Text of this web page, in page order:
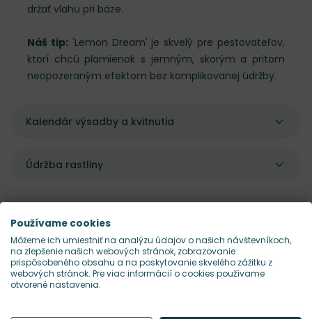
držať vlahu pri báze.
Náš tip: 'Lemon Dream' je skvelý pre pestovateľov,
ktorí chcú plamienok s jemným, skorým a pritom
neopozeraným efektom bez komplikovanej údržby.
Kalendár výsadby a kvitnutia
Údržba rastliny
Pekne sa dopĺňajú s
Používame cookies
Môžeme ich umiestniť na analýzu údajov o našich návštevníkoch,
na zlepšenie našich webových stránok, zobrazovanie
prispôsobeného obsahu a na poskytovanie skvelého zážitku z
webových stránok. Pre viac informácií o cookies používame
otvorené nastavenia.